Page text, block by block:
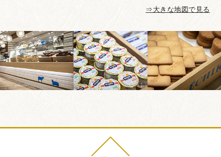
⇒大きな地図で見る